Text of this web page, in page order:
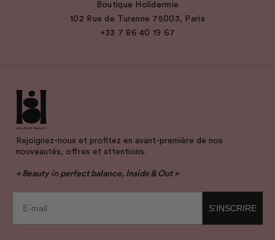
Boutique Holidermie
102 Rue de Turenne 75003, Paris
+33 7 86 40 19 67
Rejoignez-nous et profitez en avant-première de nos
nouveautés, offres et attentions.
« Beauty in perfect balance, Inside & Out »
S'INSCRIRE